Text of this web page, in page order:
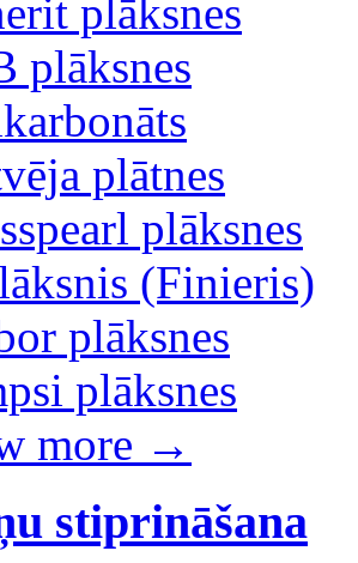
plāksnes
plāksnes
plātnes
plāksnes
(Finieris)
plāksnes
plāksnes
more →
stiprināšana